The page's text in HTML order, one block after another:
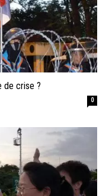
de crise ?
0